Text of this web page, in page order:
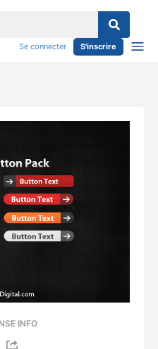
Se connecter S'inscrire
INFO